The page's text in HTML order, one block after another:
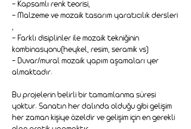
- Kapsamlı renk teorisi,
- Malzeme ve mozaik tasarım yaratıcılık dersleri
- Farklı disiplinler ile mozaik tekniğinin
kombinasyonu(heykel, resim, seramik vs)
- Duvar/mural mozaik yapım aşamaları yer
almaktadır.
Bu projelerin belirli bir tamamlanma süresi
yoktur. Sanatın her dalında olduğu gibi gelişim
her zaman kişiye özeldir ve gelişim için en gerekli